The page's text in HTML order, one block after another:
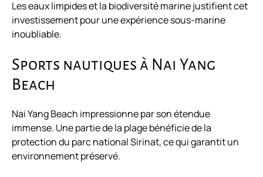
Les eaux limpides et la biodiversité marine justifient cet
investissement pour une expérience sous-marine
inoubliable.
Sports nautiques à Nai Yang
Beach
Nai Yang Beach impressionne par son étendue
immense. Une partie de la plage bénéficie de la
protection du parc national Sirinat, ce qui garantit un
environnement préservé.